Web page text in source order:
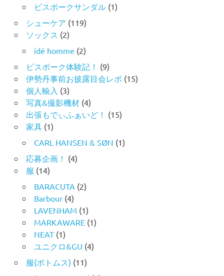
ビスポークサンダル(1)
シューケア (119)
ソックス (2)
idé homme (2)
ビスポーク体験記！ (9)
伊勢丹事前お披露目会レポ (15)
個人輸入 (3)
写真&撮影機材(4)
出張もでぃふぁいど！ (15)
家具(1)
CARL HANSEN & SØN (1)
応募企画！ (4)
服 (14)
BARACUTA (2)
Barbour(4)
LAVENHAM (1)
MARKAWARE(1)
NEAT(1)
ユニクロ&GU (4)
服(ボトムス) (11)